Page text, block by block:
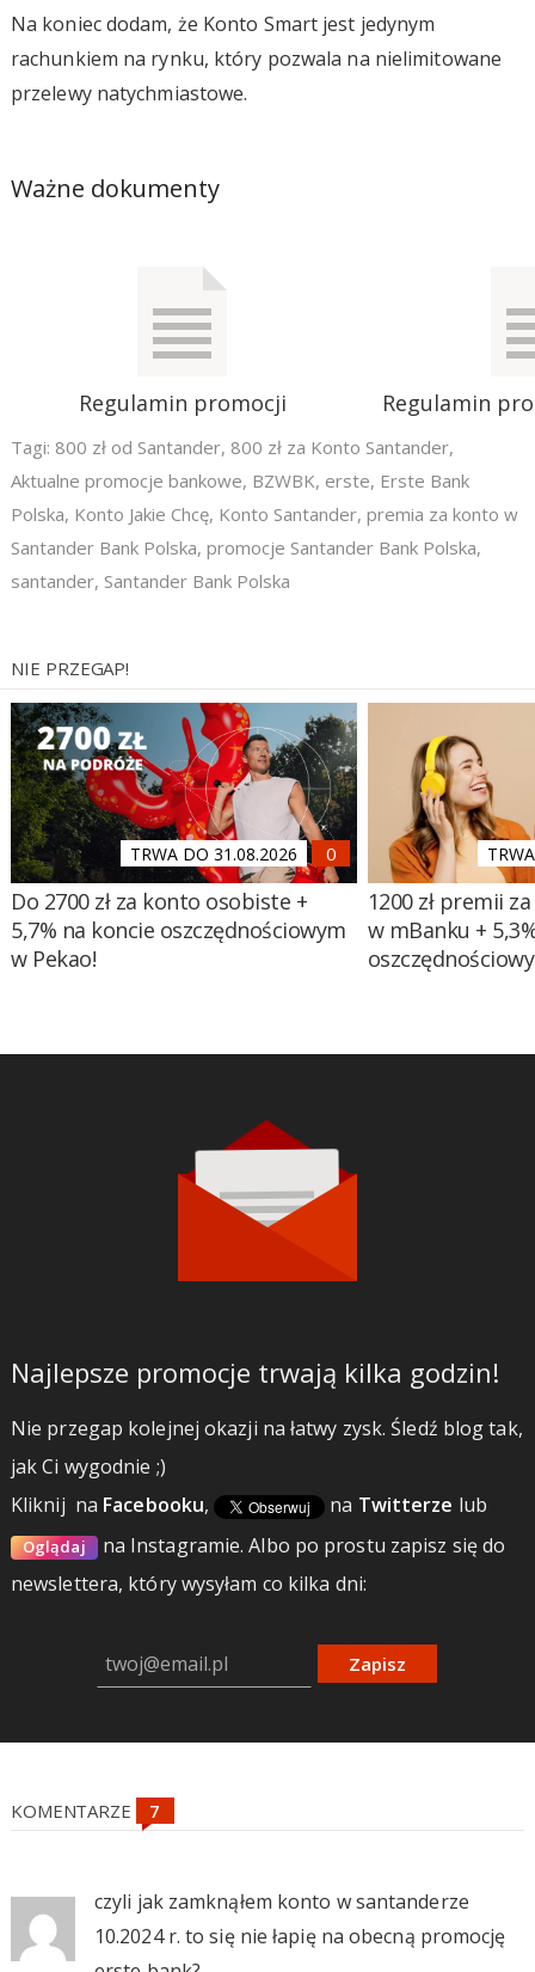
Na koniec dodam, że Konto Smart jest jedynym
rachunkiem na rynku, który pozwala na nielimitowane
przelewy natychmiastowe.
Ważne dokumenty
Regulamin promocji Regulamin
Tagi: 800 zł od Santander, 800 zł za Konto Santander,
Aktualne promocje bankowe, BZWBK, erste, Erste Bank
Polska, Konto Jakie Chcę, Konto Santander, premia za konto w
Santander Bank Polska, promocje Santander Bank Polska,
santander, Santander Bank Polska
NIE PRZEGAP!
TRWA DO 31.08.2026
Do 2700 zł za konto osobiste +
5,7% na koncie oszczędnościowym
w Pekao!
1200 zł premii
w mBanku +
Najlepsze promocje trwają kilka godzin!
Nie przegap kolejnej okazji na łatwy zysk. Śledź blog tak,
jak Ci wygodnie ;)
Kliknij na Facebooku, na Twitterze lub
Oglądaj na Instagramie.Albo po prostu zapisz się do
newslettera, który wysyłam co kilka dni:
Zapisz
KOMENTARZE
czyli jak zamknąłem konto w santanderze
10.2024 r. to się nie łapię na obecną promocję